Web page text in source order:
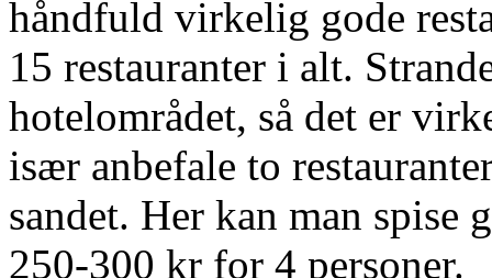
håndfuld virkelig gode
15 restauranter i alt.
hotelområdet, så det er
især anbefale to
sandet. Her kan man
250-300 kr for 4 personer.